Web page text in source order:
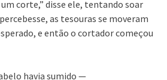
corte,” disse ele, tentando soar
as tesouras se moveram
e então o cortador começou
havia sumido —